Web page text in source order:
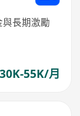
長期激勵
55K/月